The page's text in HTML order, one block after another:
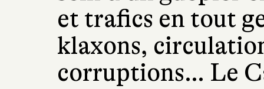
et trafics en tout
klaxons,
corruptions… Le